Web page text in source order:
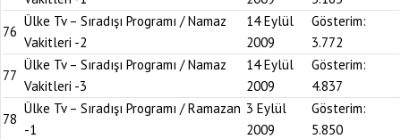
76
Ülke Tv – Sıradışı Programı / Namaz
Vakitleri -2
14 Eylül
2009
Gösterim:
3.772
77
Ülke Tv – Sıradışı Programı / Namaz
Vakitleri -3
14 Eylül
2009
Gösterim:
4.837
78
Ülke Tv – Sıradışı Programı / Ramazan
-1
3 Eylül
2009
Gösterim:
5.850